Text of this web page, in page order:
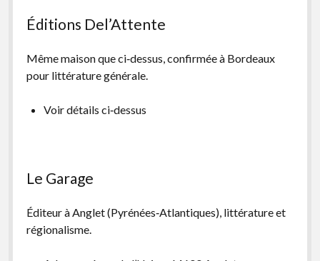
Éditions Del’Attente
Même maison que ci‑dessus, confirmée à Bordeaux
pour littérature générale.
Voir détails ci‑dessus
Le Garage
Éditeur à Anglet (Pyrénées‑Atlantiques), littérature et
régionalisme.